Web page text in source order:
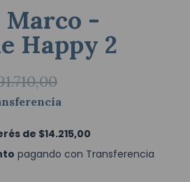
Marco -
Happy 2
de $14.215,00
pagando con Transferencia